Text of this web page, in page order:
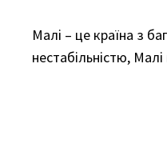
Малі – це країна з
нестабільністю,